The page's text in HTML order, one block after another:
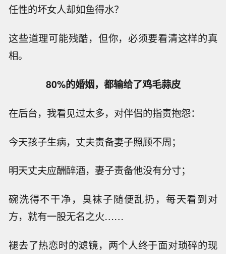
任性的坏女人却如鱼得水？
这些道理可能残酷，但你，必须要看清这样的真
相。
80%的婚姻，都输给了鸡毛蒜皮
在后台，我看见过太多，对伴侣的指责抱怨：
今天孩子生病，丈夫责备妻子照顾不周；
明天丈夫应酬醉酒，妻子责备他没有分寸；
碗洗得不干净，臭袜子随便乱扔，每天看到对
方，就有一股无名之火……
褪去了热恋时的滤镜，两个人终于面对琐碎的现